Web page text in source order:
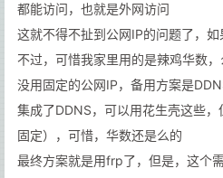
都能访问，也就是外网访问
这就不得不扯到公网IP的问题了，
不过，可惜我家里用的是辣鸡华数，
没用固定的公网IP，备用方案是
集成了DDNS，可以用花生壳这些
固定），可惜，华数还是么的
最终方案就是用frp了，但是，这个